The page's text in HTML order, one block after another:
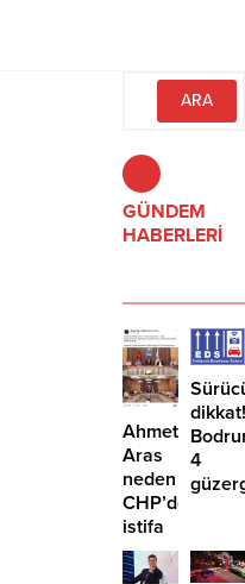
yalnızca anne sütü verilmesi
GÜNDEM
HABERLERİ
Ahmet
Aras
neden
CHP’den
istifa
etmiyor?
dikkat!
4